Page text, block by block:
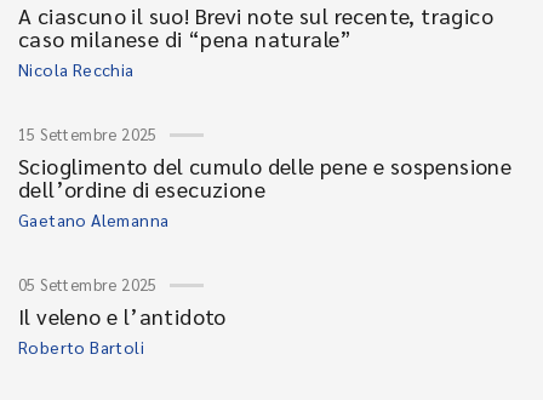
A ciascuno il suo! Brevi note sul recente, tragico
caso milanese di “pena naturale”
Nicola Recchia
15 Settembre 2025
Scioglimento del cumulo delle pene e sospensione
dell’ordine di esecuzione
Gaetano Alemanna
05 Settembre 2025
Il veleno e l’antidoto
Roberto Bartoli